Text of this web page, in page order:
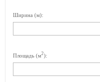
Ширина (м):
Площадь (м2):